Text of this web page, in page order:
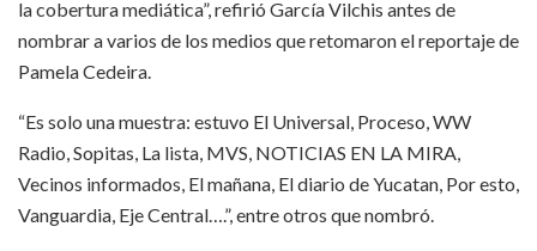
la cobertura mediática”, refirió García Vilchis antes de
nombrar a varios de los medios que retomaron el reportaje de
Pamela Cedeira.
“Es solo una muestra: estuvo El Universal, Proceso, WW
Radio, Sopitas, La lista, MVS, NOTICIAS EN LA MIRA,
Vecinos informados, El mañana, El diario de Yucatan, Por esto,
Vanguardia, Eje Central….”, entre otros que nombró.